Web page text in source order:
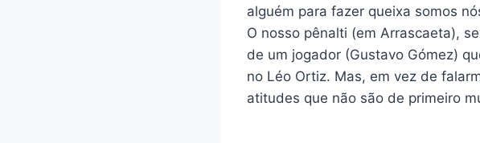
alguém para fazer queixa somos
O nosso pênalti (em Arrascaeta),
de um jogador (Gustavo Gómez)
no Léo Ortiz. Mas, em vez de
atitudes que não são de primeiro